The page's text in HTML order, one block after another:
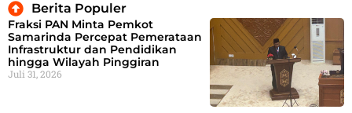
Berita Populer
Fraksi PAN Minta Pemkot
Samarinda Percepat Pemerataan
Infrastruktur dan Pendidikan
hingga Wilayah Pinggiran
Juli 31, 2026